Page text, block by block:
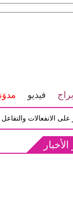
أبراج فيديو
والتفاعل
الأخبار